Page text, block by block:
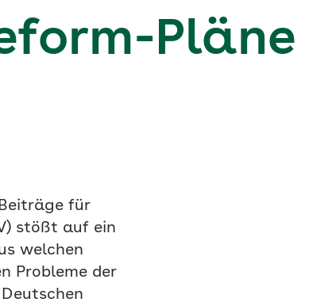
Pläne
für
stößt auf ein
welchen
Probleme der